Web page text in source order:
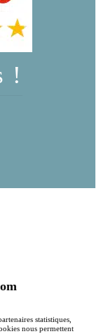
!
statistiques,
nous permettent